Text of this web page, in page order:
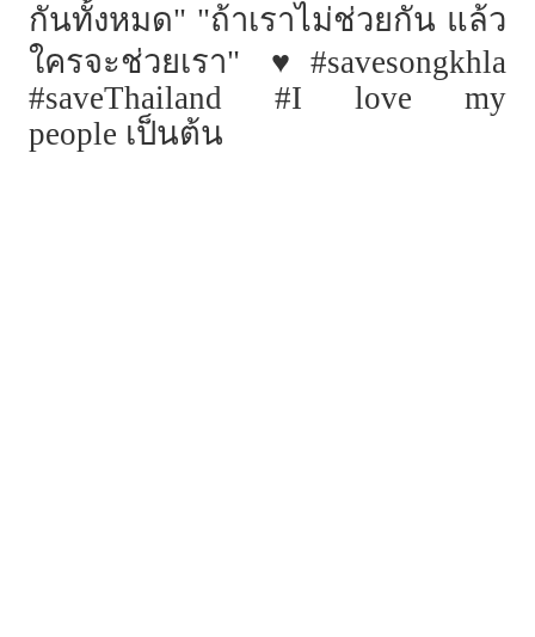
กันทั้งหมด" "ถ้าเราไม่ช่วยกัน แล้ว
ใครจะช่วยเรา"
♥ ️#savesongkhla
#saveThailand #I love my
people เป็นต้น